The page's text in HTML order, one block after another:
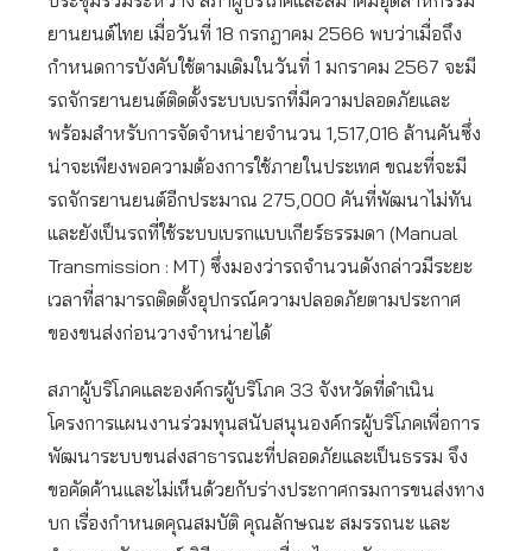
ยานยนต์ไทย เมื่อวันที่ 18 กรกฎาคม 2566 พบว่าเมื่อถึง
กำหนดการบังคับใช้ตามเดิมในวันที่ 1 มกราคม 2567 จะมี
รถจักรยานยนต์ติดตั้งระบบเบรกที่มีความปลอดภัยและ
พร้อมสำหรับการจัดจำหน่ายจำนวน 1,517,016 ล้านคันซึ่ง
น่าจะเพียงพอความต้องการใช้ภายในประเทศ ขณะที่จะมี
รถจักรยานยนต์อีกประมาณ 275,000 คันที่พัฒนาไม่ทัน
และยังเป็นรถที่ใช้ระบบเบรกแบบเกียร์ธรรมดา (Manual
Transmission : MT) ซึ่งมองว่ารถจำนวนดังกล่าวมีระยะ
เวลาที่สามารถติดตั้งอุปกรณ์ความปลอดภัยตามประกาศ
ของขนส่งก่อนวางจำหน่ายได้
สภาผู้บริโภคและองค์กรผู้บริโภค 33 จังหวัดที่ดำเนิน
โครงการแผนงานร่วมทุนสนับสนุนองค์กรผู้บริโภคเพื่อการ
พัฒนาระบบขนส่งสาธารณะที่ปลอดภัยและเป็นธรรม จึง
ขอคัดค้านและไม่เห็นด้วยกับร่างประกาศกรมการขนส่งทาง
บก เรื่องกำหนดคุณสมบัติ คุณลักษณะ สมรรถนะ และ